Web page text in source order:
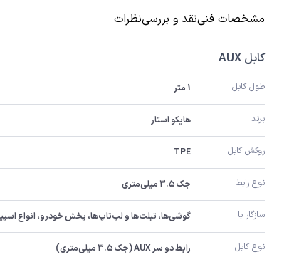
مشخصات فنینقد و بررسینظرات
کابل AUX
طول کابل 1 متر
برند هایکو استار
روکش کابل TPE
نوع رابط جک ۳.۵ میلی‌متری
سازگار با گوشی‌ها، تبلت‌ها و لپ‌تاپ‌ها، پخش خودرو، انواع اسپیکرها و سیستم های صوتی، هدفون، آمپلی فایر، کارت صدا، کنسول بازی و غیره
نوع کابل رابط دو سر AUX (جک ۳.۵ میلی‌متری)